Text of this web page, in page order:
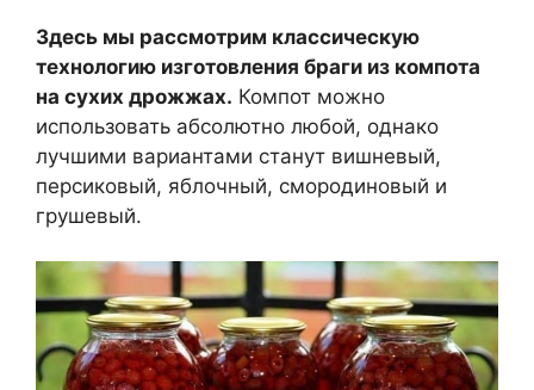
Здесь мы рассмотрим классическую
технологию изготовления браги из компота
на сухих дрожжах. Компот можно
использовать абсолютно любой, однако
лучшими вариантами станут вишневый,
персиковый, яблочный, смородиновый и
грушевый.